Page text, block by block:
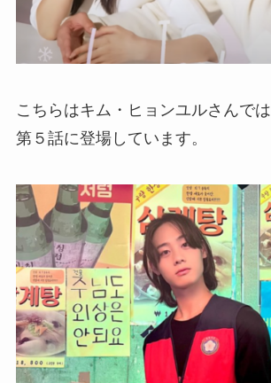
こちらはキム・ヒョンユルさんで
第５話に登場しています。